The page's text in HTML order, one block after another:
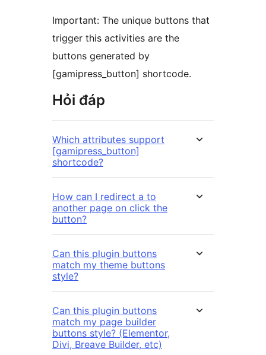
Important: The unique buttons that
trigger this activities are the
buttons generated by
[gamipress_button] shortcode.
Hỏi đáp
Which attributes support
[gamipress_button]
shortcode?
How can I redirect a to
another page on click the
button?
Can this plugin buttons
match my theme buttons
style?
Can this plugin buttons
match my page builder
buttons style? (Elementor,
Divi, Breave Builder, etc)